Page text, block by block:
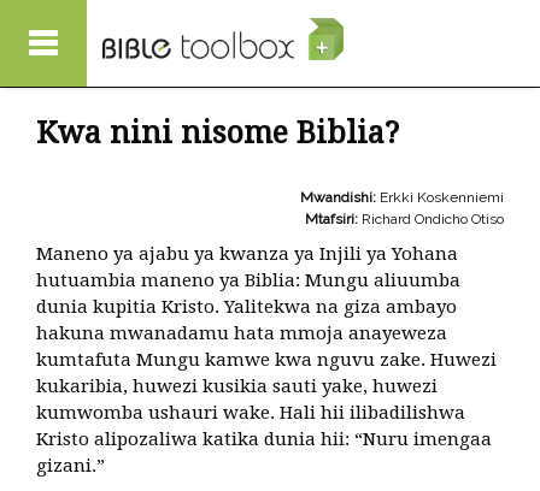
Kwa nini nisome Biblia?
Mwandishi: Erkki Koskenniemi
Mtafsiri: Richard Ondicho Otiso
Maneno ya ajabu ya kwanza ya Injili ya Yohana
hutuambia maneno ya Biblia: Mungu aliuumba
dunia kupitia Kristo. Yalitekwa na giza ambayo
hakuna mwanadamu hata mmoja anayeweza
kumtafuta Mungu kamwe kwa nguvu zake. Huwezi
kukaribia, huwezi kusikia sauti yake, huwezi
kumwomba ushauri wake. Hali hii ilibadilishwa
Kristo alipozaliwa katika dunia hii: “Nuru imengaa
gizani.”